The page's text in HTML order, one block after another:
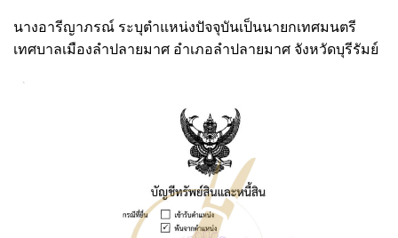
นางอารีญาภรณ์ ระบุตำแหน่งปัจจุบันเป็นนายกเทศมนตรี
เทศบาลเมืองลำปลายมาศ อำเภอลำปลายมาศ จังหวัดบุรีรัมย์